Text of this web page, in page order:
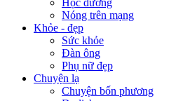
Học đường
Nóng trên mạng
Khỏe - đẹp
Sức khỏe
Đàn ông
Phụ nữ đẹp
Chuyện lạ
Chuyện bốn phương